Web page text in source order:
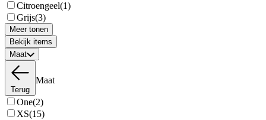
Citroengeel(1)
Grijs(3)
Meer tonen
Bekijk items
Maat
Terug
Maat
One(2)
XS(15)